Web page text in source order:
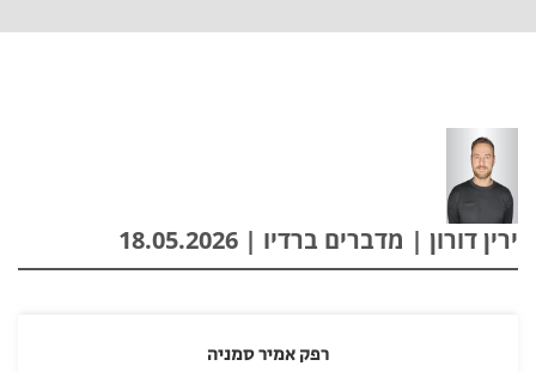
ירין דורון | מדברים ברדיו | 18.05.2026
רפק אמיר סמניה